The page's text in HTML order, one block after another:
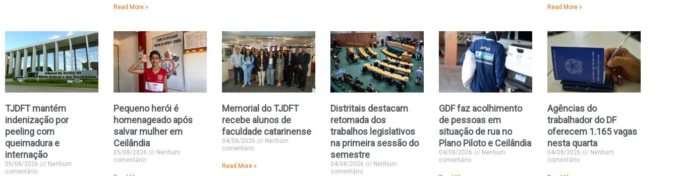
Read More » Read More »
TJDFT mantém
indenização por
peeling com
queimadura e
internação
05/08/2026
Nenhum
comentário
Pequeno herói é
homenageado após
salvar mulher em
Ceilândia
05/08/2026
Nenhum
comentário
Memorial do TJDFT
recebe alunos de
faculdade catarinense
04/08/2026
Nenhum
comentário
Read More »
Distritais destacam
retomada dos
trabalhos legislativos
na primeira sessão do
semestre
04/08/2026
Nenhum
comentário
GDF faz acolhimento
de pessoas em
situação de rua no
Plano Piloto e Ceilândia
04/08/2026
Nenhum
comentário
Agências do
trabalhador do DF
oferecem 1.165 vagas
nesta quarta
04/08/2026
Nenhum
comentário